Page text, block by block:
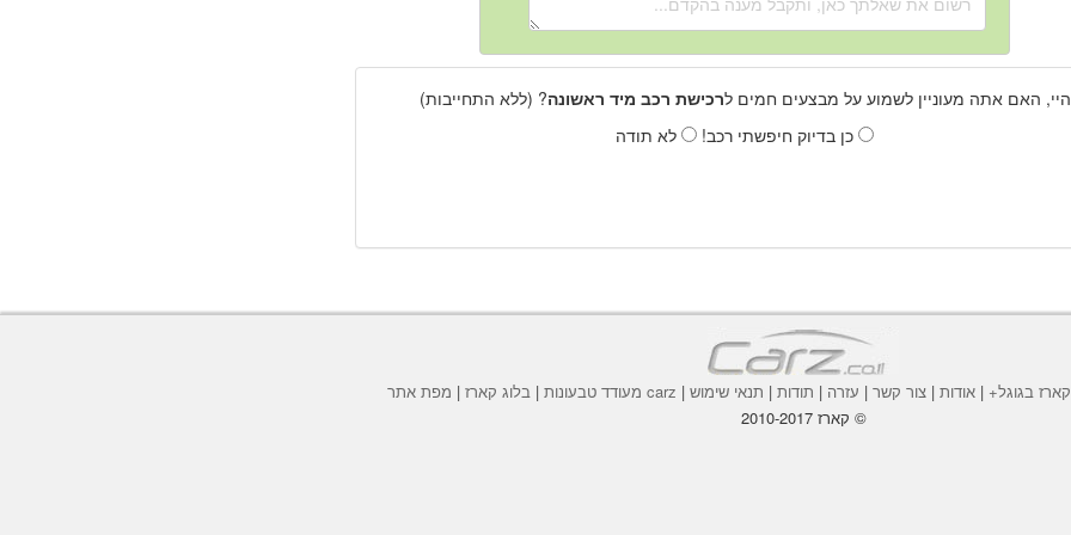
היי, האם אתה מעוניין לשמוע על מבצעים חמים לרכישת רכב מיד ראשונה? (ללא התחייבות)
כן בדיוק חיפשתי רכב!
לא תודה
קארז בגוגל+ | אודות | צור קשר | עזרה | תודות | תנאי שימוש | carz מעודד טבעונות | בלוג קארז | מפת אתר
© קארז 2010-2017